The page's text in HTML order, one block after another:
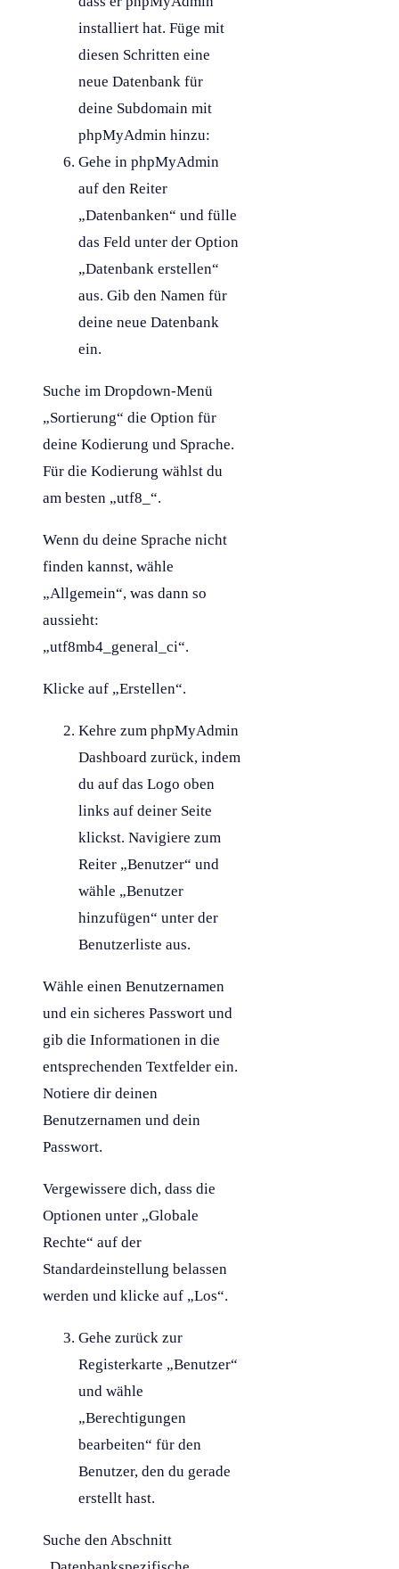
installiert hat. Füge mit
diesen Schritten eine
neue Datenbank für
deine Subdomain mit
phpMyAdmin hinzu:
Gehe in phpMyAdmin
auf den Reiter
„Datenbanken“ und fülle
das Feld unter der Option
„Datenbank erstellen“
aus. Gib den Namen für
deine neue Datenbank
ein.
Suche im Dropdown-Menü
„Sortierung“ die Option für
deine Kodierung und Sprache.
Für die Kodierung wählst du
am besten „utf8_“.
Wenn du deine Sprache nicht
finden kannst, wähle
„Allgemein“, was dann so
aussieht:
„utf8mb4_general_ci“.
Klicke auf „Erstellen“.
Kehre zum phpMyAdmin
Dashboard zurück, indem
du auf das Logo oben
links auf deiner Seite
klickst. Navigiere zum
Reiter „Benutzer“ und
wähle „Benutzer
hinzufügen“ unter der
Benutzerliste aus.
Wähle einen Benutzernamen
und ein sicheres Passwort und
gib die Informationen in die
entsprechenden Textfelder ein.
Notiere dir deinen
Benutzernamen und dein
Passwort.
Vergewissere dich, dass die
Optionen unter „Globale
Rechte“ auf der
Standardeinstellung belassen
werden und klicke auf „Los“.
Gehe zurück zur
Registerkarte „Benutzer“
und wähle
„Berechtigungen
bearbeiten“ für den
Benutzer, den du gerade
erstellt hast.
Suche den Abschnitt